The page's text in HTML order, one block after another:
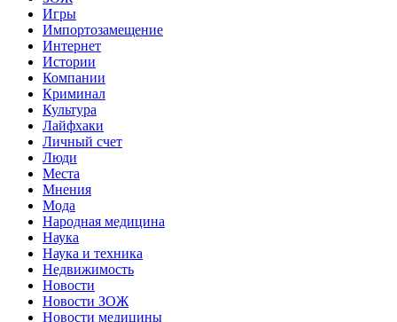
Игры
Импортозамещение
Интернет
Истории
Компании
Криминал
Культура
Лайфхаки
Личный счет
Люди
Места
Мнения
Мода
Народная медицина
Наука
Наука и техника
Недвижимость
Новости
Новости ЗОЖ
Новости медицины